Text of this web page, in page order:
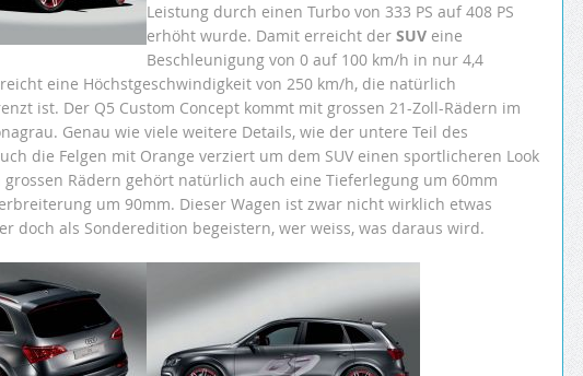
Leistung durch einen Turbo von 333 PS auf 408 PS
erhöht wurde. Damit erreicht der SUV eine
Beschleunigung von 0 auf 100 km/h in nur 4,4
eine Höchstgeschwindigkeit von 250 km/h, die natürlich
ist. Der Q5 Custom Concept kommt mit grossen 21-Zoll-Rädern im
Genau wie viele weitere Details, wie der untere Teil des
die Felgen mit Orange verziert um dem SUV einen sportlicheren Look
grossen Rädern gehört natürlich auch eine Tieferlegung um 60mm
um 90mm. Dieser Wagen ist zwar nicht wirklich etwas
doch als Sonderedition begeistern, wer weiss, was daraus wird.